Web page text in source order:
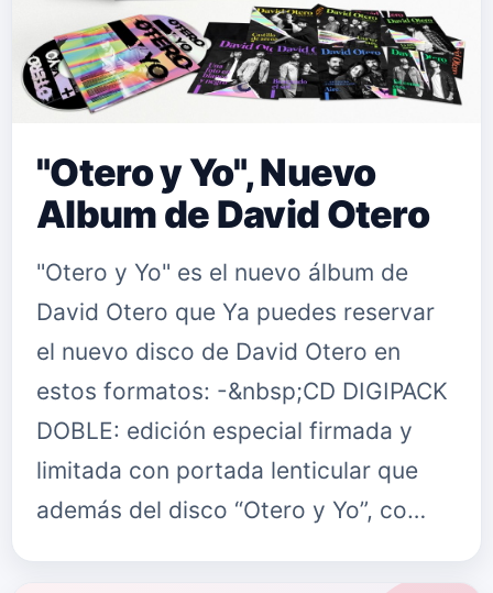
"Otero y Yo", Nuevo
Album de David Otero
"Otero y Yo" es el nuevo álbum de
David Otero que Ya puedes reservar
el nuevo disco de David Otero en
estos formatos: -&nbsp;CD DIGIPACK
DOBLE: edición especial firmada y
limitada con portada lenticular que
además del disco “Otero y Yo”, co…